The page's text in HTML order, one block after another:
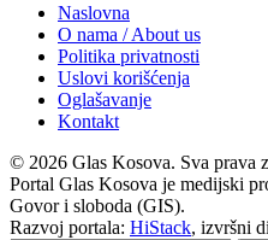
Naslovna
O nama / About us
Politika privatnosti
Uslovi korišćenja
Oglašavanje
Kontakt
© 2026 Glas Kosova. Sva prava
Portal Glas Kosova je medijski
Govor i sloboda (GIS).
Razvoj portala: HiStack, izvršni